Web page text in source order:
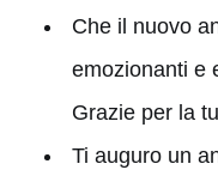
Che il nuovo
emozionanti e
Grazie per la
Ti auguro un